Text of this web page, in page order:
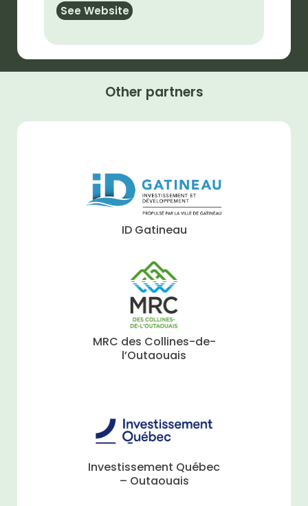
See Website
Other partners
ID Gatineau
MRC des Collines-de-
l’Outaouais
Investissement Québec
– Outaouais